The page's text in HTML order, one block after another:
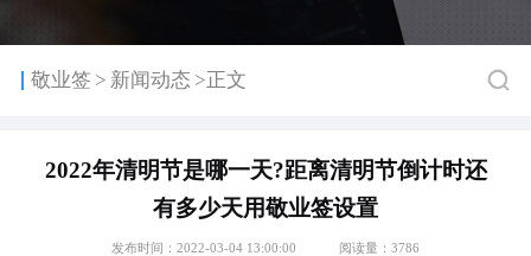
敬业签 > 新闻动态 >正文
2022年清明节是哪一天?距离清明节倒计时还
有多少天用敬业签设置
发布时间：2022-03-04 13:00:00 阅读量：3786